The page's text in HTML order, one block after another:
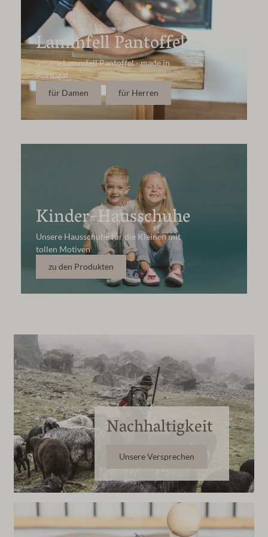
Lammfell Pantoffel
unsere Lammfell Pantoffel - made in
Portugal
für Damen
für Herren
Kinder-Hausschuhe
Unsere Hausschuhe für die Kleinen mit
tollen Motiven
zu den Produkten
Nachhaltigkeit
Unsere Versprechen